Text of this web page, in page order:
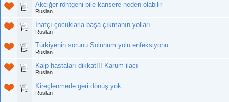
Akciğer röntgeni bile kansere neden olabilir
Ruslan
İnatçı çocuklarla başa çıkmanın yolları
Ruslan
Türkiyenin sorunu Solunum yolu enfeksiyonu
Ruslan
Kalp hastaları dikkat!!! Karum ilacı
Ruslan
Kireçlenmede geri dönüş yok
Ruslan